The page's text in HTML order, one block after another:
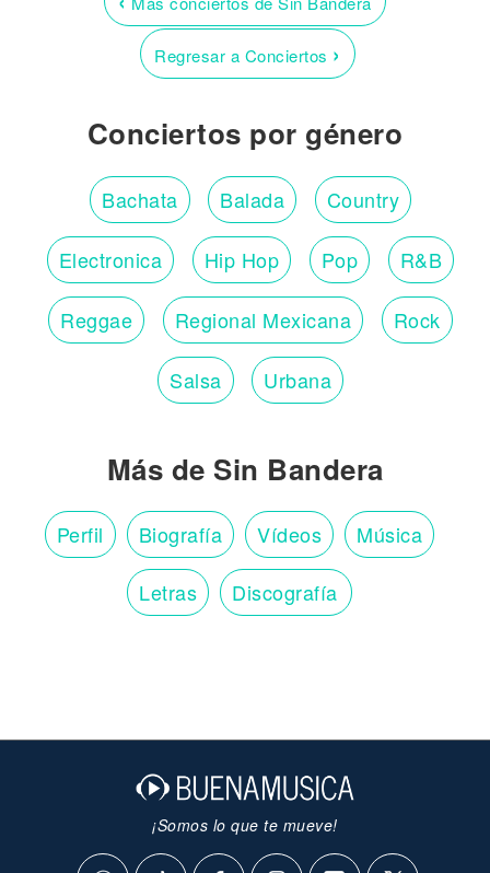
Regresar a Conciertos ›
Conciertos por género
Bachata Balada Country
Electronica Hip Hop Pop R&B
Reggae Regional Mexicana Rock
Salsa Urbana
Más de Sin Bandera
Perfil Biografía Vídeos Música
Letras Discografía
¡Somos lo que te mueve!